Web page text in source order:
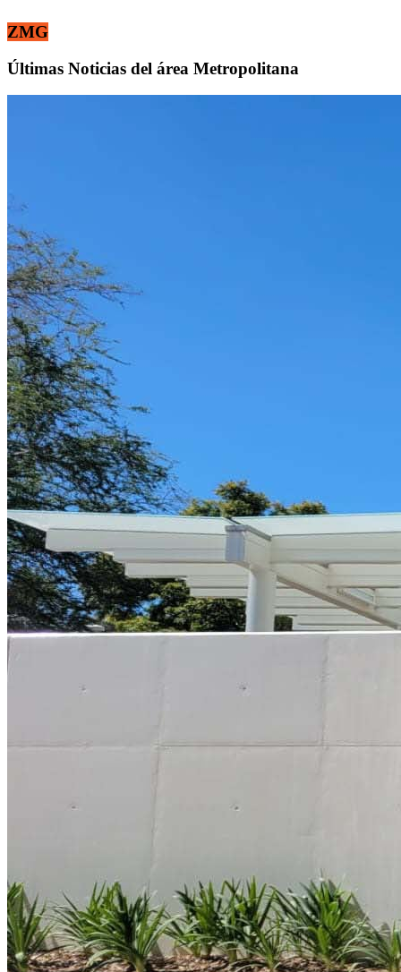
ZMG
Últimas Noticias del área Metropolitana